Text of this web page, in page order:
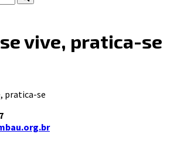
vive, pratica-se
pratica-se